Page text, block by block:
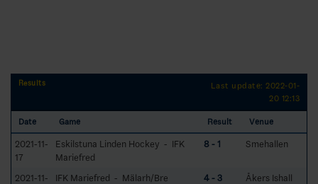
Results
Last update: 2022-01-
20 12:13
Date Game Result Venue
2021-11-
17
Eskilstuna Linden Hockey - IFK
Mariefred
8 - 1 Smehallen
2021-11-
IFK Mariefred - Mälarh/Bre
4 - 3 Åkers Ishall